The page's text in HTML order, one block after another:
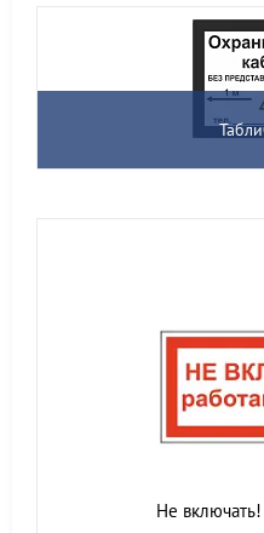
Не